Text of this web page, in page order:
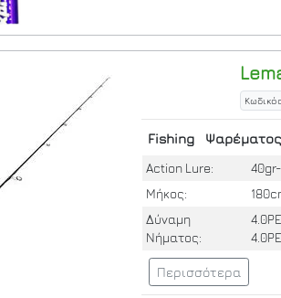
Fishing Ψαρέματος
Action Lure:
Μήκος:
Δύναμη
Νήματος:
4.0PE
Περισσότερα